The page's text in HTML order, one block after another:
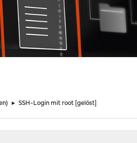
) ► SSH-Login mit root [gelöst]